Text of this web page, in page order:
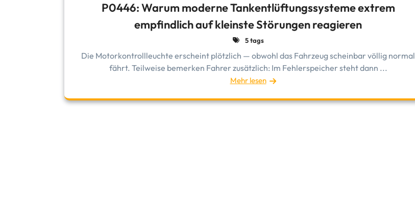
P0446: Warum moderne Tankentlüftungssysteme extrem
empfindlich auf kleinste Störungen reagieren
5 tags
Die Motorkontrollleuchte erscheint plötzlich — obwohl das Fahrzeug scheinbar völlig normal
fährt. Teilweise bemerken Fahrer zusätzlich: Im Fehlerspeicher steht dann ...
Mehr lesen